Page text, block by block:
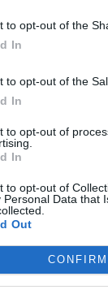
to opt-out of the
In
to opt-out of the
In
to opt-out of
In
to opt-out of
Personal Data that
Out
CONFIRM
ヒノキが3月
花粉が継続し
サとヨモギ
粉デ
プリを使用す
種花粉を個